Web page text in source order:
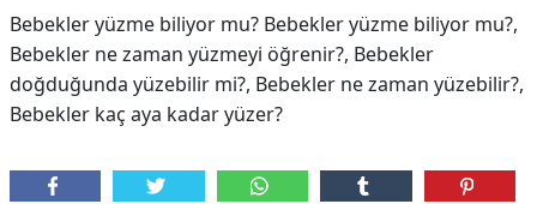
Bebekler yüzme biliyor mu? Bebekler yüzme biliyor mu?,
Bebekler ne zaman yüzmeyi öğrenir?, Bebekler
doğduğunda yüzebilir mi?, Bebekler ne zaman yüzebilir?,
Bebekler kaç aya kadar yüzer?